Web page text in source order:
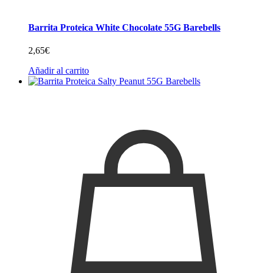
Barrita Proteica White Chocolate 55G Barebells
2,65€
Añadir al carrito